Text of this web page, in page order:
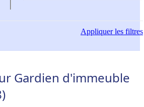
Appliquerles filtres
Gardien d'immeuble